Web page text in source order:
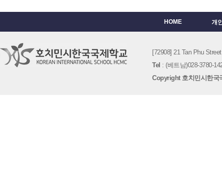
HOME 개
[72908] 21 Tan Phu
Tel : (베트남)028-3780-
Copyright 호치민시한국